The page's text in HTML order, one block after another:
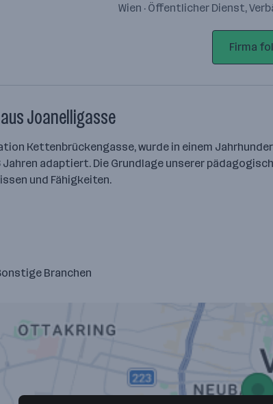
Wien · Öffentlicher Dienst,
Firma
Joanelligasse
Kettenbrückengasse, wurde in einem
adaptiert. Die Grundlage unserer
und Fähigkeiten.
Branchen